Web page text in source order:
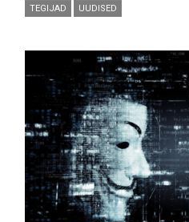
TEGIJAD UUDISED